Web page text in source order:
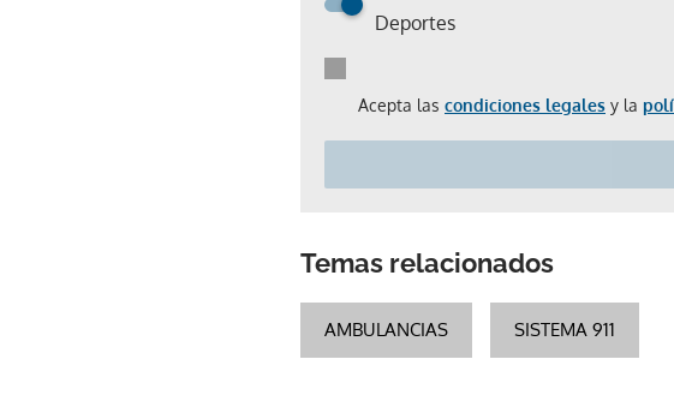
Deportes
Acepta las condiciones legales y la
Temas relacionados
AMBULANCIAS SISTEMA 911